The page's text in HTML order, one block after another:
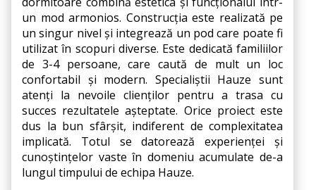
un mod armonios. Construcția este realizată pe
un singur nivel și integrează un pod care poate fi
utilizat în scopuri diverse. Este dedicată familiilor
de 3-4 persoane, care caută de mult un loc
confortabil și modern. Specialiștii Hauze sunt
atenți la nevoile clienților pentru a trasa cu
succes rezultatele așteptate. Orice proiect este
dus la bun sfârșit, indiferent de complexitatea
implicată. Totul se datorează experienței și
cunoștințelor vaste în domeniu acumulate de-a
lungul timpului de echipa Hauze.